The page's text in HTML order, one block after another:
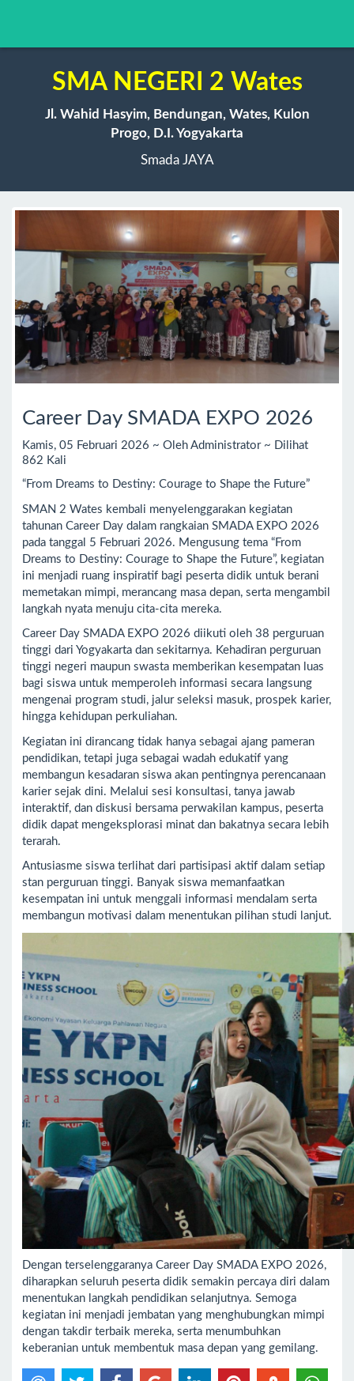
SMA NEGERI 2 Wates
Jl. Wahid Hasyim, Bendungan, Wates, Kulon
Progo, D.I. Yogyakarta
Smada JAYA
Career Day SMADA EXPO 2026
Kamis, 05 Februari 2026 ~ Oleh Administrator ~ Dilihat
862 Kali
“From Dreams to Destiny: Courage to Shape the Future”
SMAN 2 Wates kembali menyelenggarakan kegiatan
tahunan Career Day dalam rangkaian SMADA EXPO 2026
pada tanggal 5 Februari 2026. Mengusung tema “From
Dreams to Destiny: Courage to Shape the Future”, kegiatan
ini menjadi ruang inspiratif bagi peserta didik untuk berani
memetakan mimpi, merancang masa depan, serta mengambil
langkah nyata menuju cita-cita mereka.
Career Day SMADA EXPO 2026 diikuti oleh 38 perguruan
tinggi dari Yogyakarta dan sekitarnya. Kehadiran perguruan
tinggi negeri maupun swasta memberikan kesempatan luas
bagi siswa untuk memperoleh informasi secara langsung
mengenai program studi, jalur seleksi masuk, prospek karier,
hingga kehidupan perkuliahan.
Kegiatan ini dirancang tidak hanya sebagai ajang pameran
pendidikan, tetapi juga sebagai wadah edukatif yang
membangun kesadaran siswa akan pentingnya perencanaan
karier sejak dini. Melalui sesi konsultasi, tanya jawab
interaktif, dan diskusi bersama perwakilan kampus, peserta
didik dapat mengeksplorasi minat dan bakatnya secara lebih
terarah.
Antusiasme siswa terlihat dari partisipasi aktif dalam setiap
stan perguruan tinggi. Banyak siswa memanfaatkan
kesempatan ini untuk menggali informasi mendalam serta
membangun motivasi dalam menentukan pilihan studi lanjut.
Dengan terselenggaranya Career Day SMADA EXPO 2026,
diharapkan seluruh peserta didik semakin percaya diri dalam
menentukan langkah pendidikan selanjutnya. Semoga
kegiatan ini menjadi jembatan yang menghubungkan mimpi
dengan takdir terbaik mereka, serta menumbuhkan
keberanian untuk membentuk masa depan yang gemilang.